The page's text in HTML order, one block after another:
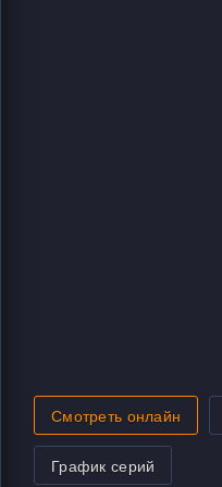
Смотреть онлайн
График серий